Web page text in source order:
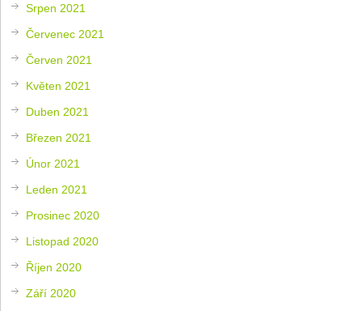
Srpen 2021
Červenec 2021
Červen 2021
Květen 2021
Duben 2021
Březen 2021
Únor 2021
Leden 2021
Prosinec 2020
Listopad 2020
Říjen 2020
Září 2020